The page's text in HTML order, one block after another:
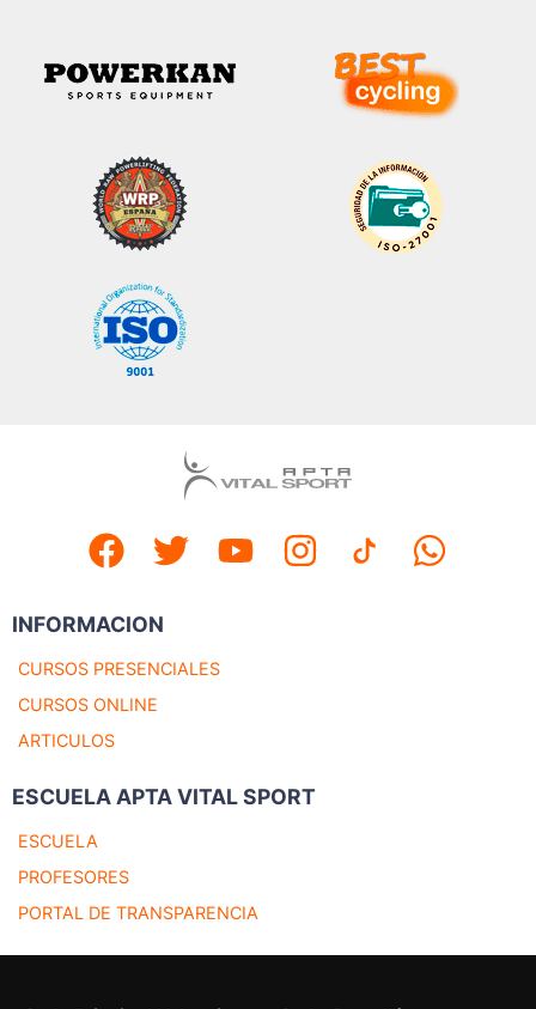
INFORMACION
CURSOS PRESENCIALES
CURSOS ONLINE
ARTICULOS
ESCUELA APTA VITAL SPORT
ESCUELA
PROFESORES
PORTAL DE TRANSPARENCIA